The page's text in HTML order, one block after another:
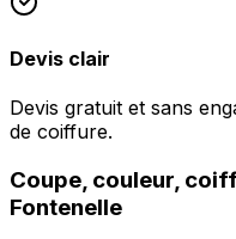
Devis clair
Devis gratuit et sans
de coiffure.
Coupe, couleur,
Fontenelle